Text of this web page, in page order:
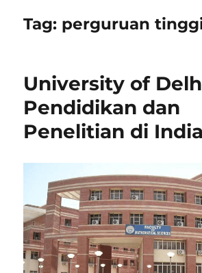
Tag: perguruan
University of
Pendidikan dan
Penelitian di India